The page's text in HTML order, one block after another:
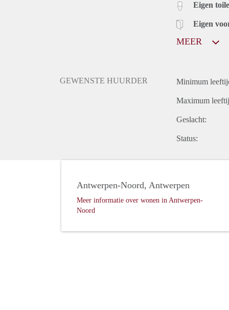
Eigen
Eigen
MEER
GEWENSTE HUURDER Minimum
Maximum
Geslacht:
Status:
Antwerpen-Noord, Antwerpen
Meer informatie over wonen in Antwerpen-
Noord